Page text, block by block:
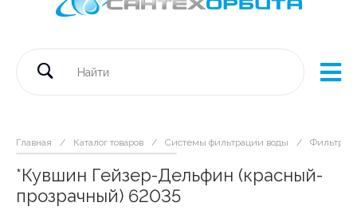
Главная / Каталог товаров / Системы фильтрации воды /
*Кувшин Гейзер-Дельфин (красный-
прозрачный) 62035